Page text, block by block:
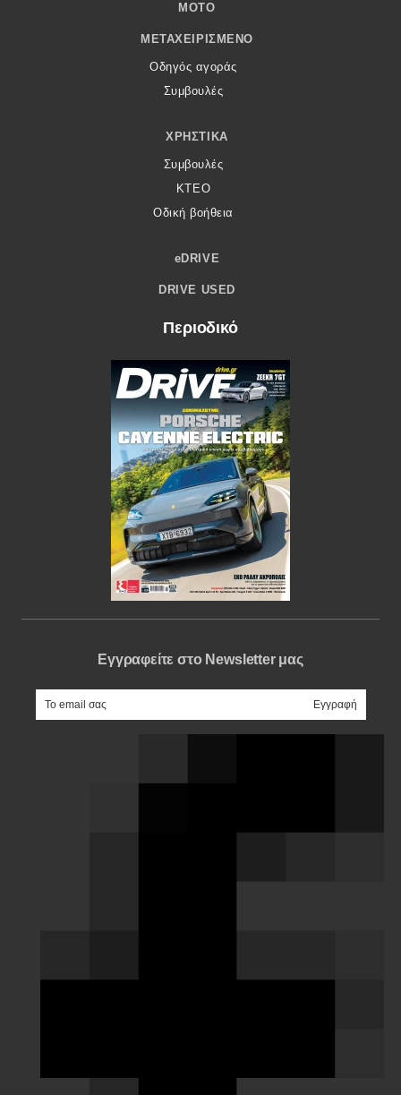
MOTO
ΜΕΤΑΧΕΙΡΙΣΜΈΝΟ
Οδηγός αγοράς
Συμβουλές
ΧΡΗΣΤΙΚΆ
Συμβουλές
ΚΤΕΟ
Οδική βοήθεια
eDRIVE
DRIVE USED
Περιοδικό
Εγγραφείτε στο Newsletter μας
e-mail